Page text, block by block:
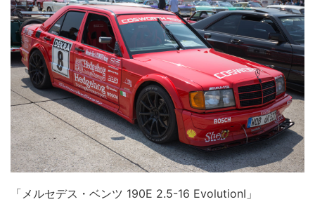
「メルセデス・ベンツ 190E 2.5-16 EvolutionⅠ」